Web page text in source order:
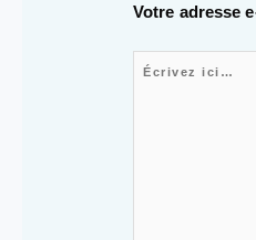
Votre adresse